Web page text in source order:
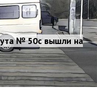
№ 50с вышли на